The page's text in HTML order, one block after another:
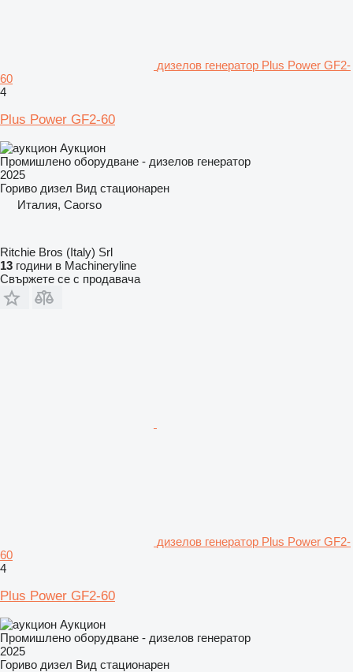
дизелов генератор Plus Power GF2-
60
4
Plus Power GF2-60
Аукцион
Промишлено оборудване - дизелов генератор
2025
Гориво дизел Вид стационарен
Италия, Caorso
Ritchie Bros (Italy) Srl
13 години в Machineryline
Свържете се с продавача
дизелов генератор Plus Power GF2-
60
4
Plus Power GF2-60
Аукцион
Промишлено оборудване - дизелов генератор
2025
Гориво дизел Вид стационарен